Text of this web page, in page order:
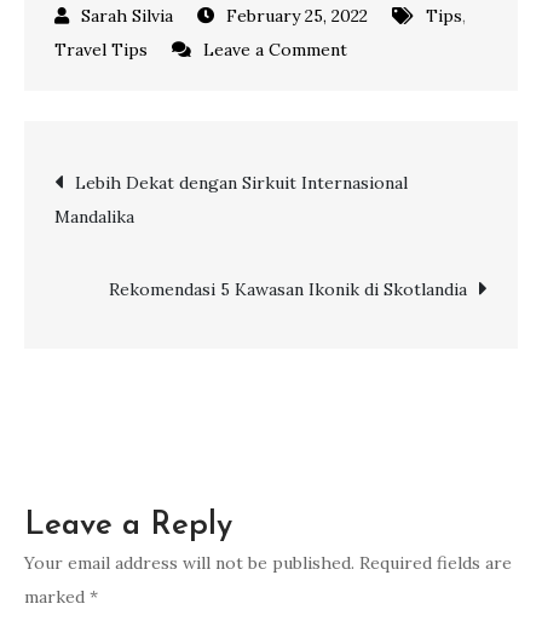
February 25, 2022 Tips,
Travel Tips
Leave a Commenton
yang
Penumpang
Post
Lebih Dekat dengan Sirkuit Internasional
Mandalika
Rekomendasi 5 Kawasan Ikonik di Skotlandia
Leave a Reply
Your email address will not be published. Required fields are
marked *